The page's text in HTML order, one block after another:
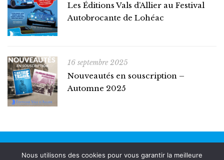
Les Éditions Vals d’Allier au Festival
Autobrocante de Lohéac
16 septembre 2025
Nouveautés en souscription –
Automne 2025
Nous utilisons des cookies pour vous garantir la meilleure